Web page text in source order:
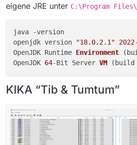
eigene JRE unter C:\Program
java -version
openjdk version
"18.0.2.1" 2022
OpenJDK Runtime Environment
OpenJDK 64-Bit Server VM (build
KIKA “Tib & Tumtum”